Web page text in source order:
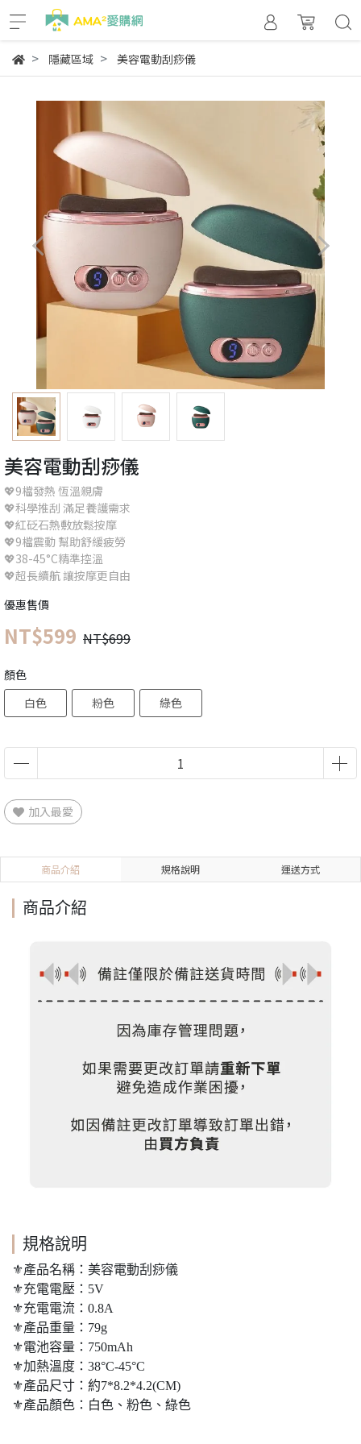
隱藏區域 美容電動刮痧儀
美容電動刮痧儀
💖9檔發熱 恆溫親膚
💖科學推刮 滿足養護需求
💖紅砭石熱敷放鬆按摩
💖9檔震動 幫助舒緩疲勞
💖38-45°C精準控溫
💖超長續航 讓按摩更自由
優惠售價
NT$599 NT$699
顏色
白色
粉色 綠色
加入最愛
商品介紹 規格說明 運送方式
商品介紹
規格說明
⚜️產品名稱：美容電動刮痧儀
⚜️充電電壓：5V
⚜️充電電流：0.8A
⚜️產品重量：79g
⚜️電池容量：750mAh
⚜️加熱溫度：38°C-45°C
⚜️產品尺寸：約7*8.2*4.2(CM)
⚜️產品顏色：白色、粉色、綠色